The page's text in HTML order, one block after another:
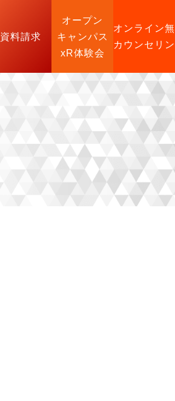
資料請求
オープン
キャンパス
xR体験会
オンライン
カウンセリ